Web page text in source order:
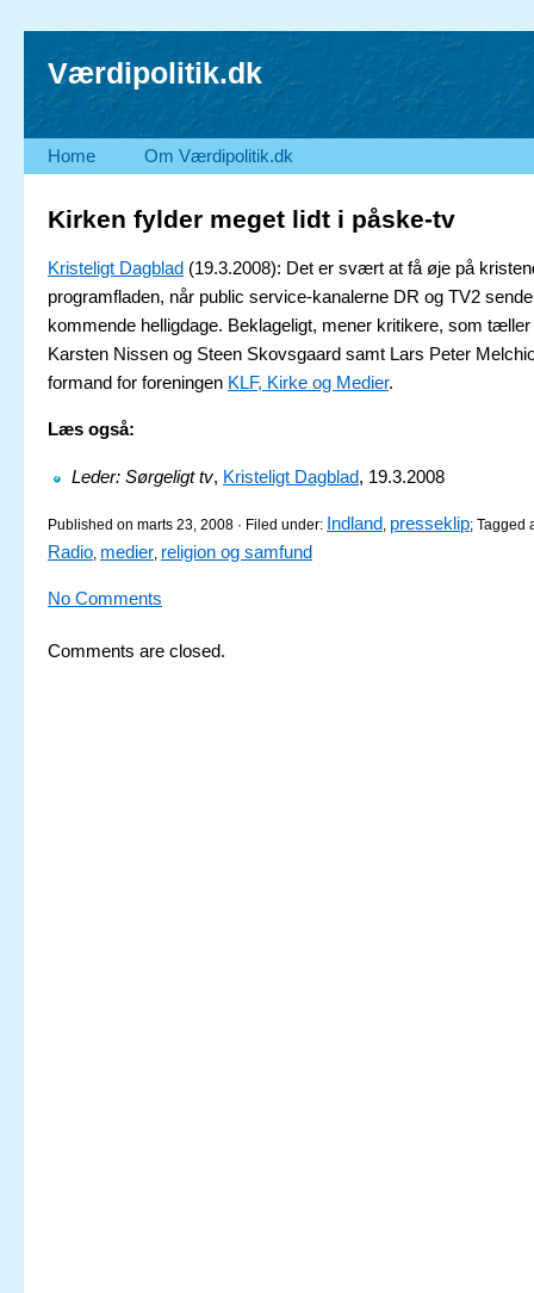
Værdipolitik.dk
Home Om Værdipolitik.dk
Kirken fylder meget lidt i påske-tv
Kristeligt Dagblad (19.3.2008): Det er svært at få øje på
programfladen, når public service-kanalerne DR og TV2
kommende helligdage. Beklageligt, mener kritikere, som
Karsten Nissen og Steen Skovsgaard samt Lars Peter
formand for foreningen KLF, Kirke og Medier.
Læs også:
Leder: Sørgeligt tv, Kristeligt Dagblad, 19.3.2008
Published on marts 23, 2008 · Filed under: Indland, presseklip; Tagged
Radio, medier, religion og samfund
No Comments
Comments are closed.